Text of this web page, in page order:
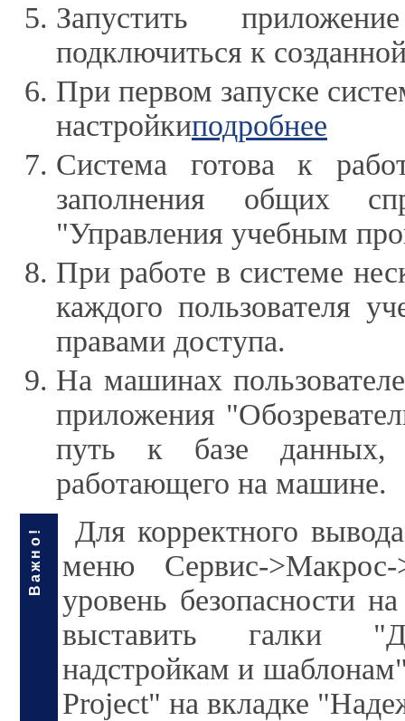
Запустить
подключиться к
При первом запуске
настройкиподробнее
Система готова к
заполнения общих
"Управления учебным
При работе в системе
каждого пользователя
правами доступа.
На машинах
приложения
путь к базе данных,
работающего на машине.
Важно!
Для корректного
меню Сервис->Макрос-
уровень безопасности
выставить галки
надстройкам и
Project" на вкладке